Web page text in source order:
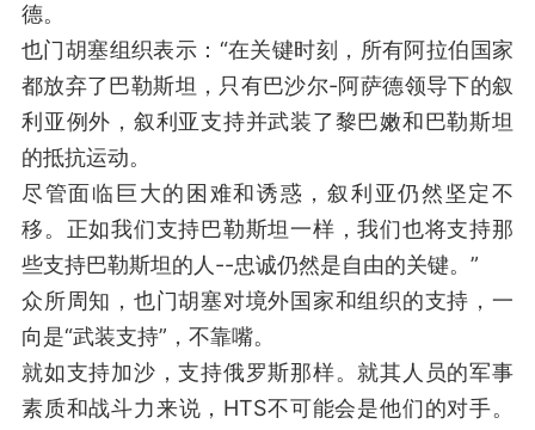
德。
也门胡塞组织表示：“在关键时刻，所有阿拉伯国家
都放弃了巴勒斯坦，只有巴沙尔-阿萨德领导下的叙
利亚例外，叙利亚支持并武装了黎巴嫩和巴勒斯坦
的抵抗运动。
尽管面临巨大的困难和诱惑，叙利亚仍然坚定不
移。正如我们支持巴勒斯坦一样，我们也将支持那
些支持巴勒斯坦的人--忠诚仍然是自由的关键。”
众所周知，也门胡塞对境外国家和组织的支持，一
向是“武装支持”，不靠嘴。
就如支持加沙，支持俄罗斯那样。就其人员的军事
素质和战斗力来说，HTS不可能会是他们的对手。